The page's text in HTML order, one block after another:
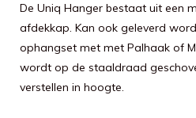
De Uniq Hanger bestaat uit een
afdekkap. Kan ook geleverd
ophangset met met Palhaak of
wordt op de staaldraad
verstellen in hoogte.